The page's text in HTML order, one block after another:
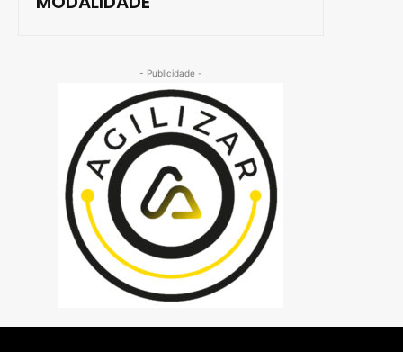
- Publicidade -